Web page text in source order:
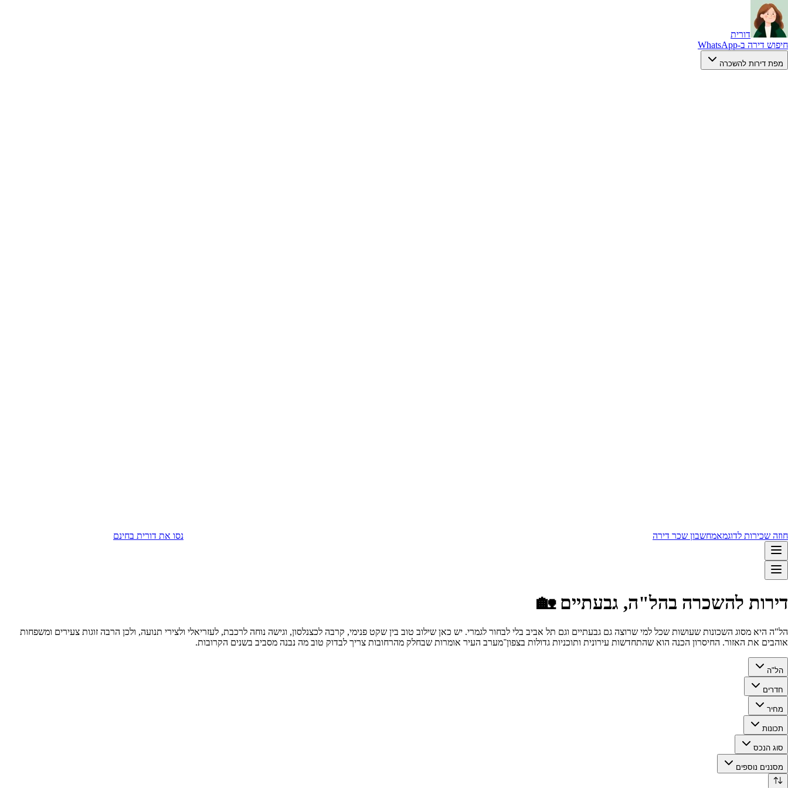
דורית
חיפוש דירה ב-WhatsApp
מפת דירות להשכרה
חוזה שכירות לדוגמאמחשבון שכר דירה נסו את דורית בחינם
דירות להשכרה בהל"ה, גבעתיים 🏡
הל"ה היא מסוג השכונות שעושות שכל למי שרוצה גם גבעתיים וגם תל אביב בלי לבחור לגמרי. יש כאן שילוב טוב בין שקט פנימי, קרבה לכצנלסון, וגישה נוחה לרכבת, לעזריאלי ולצירי תנועה, ולכן הרבה זוגות צעירים ומשפחות
אוהבים את האזור. החיסרון הכנה הוא שהתחדשות עירונית ותוכניות גדולות בצפון־מערב העיר אומרות שבחלק מהרחובות צריך לבדוק טוב מה נבנה מסביב בשנים הקרובות.
הל"ה
חדרים
מחיר
תכונות
סוג הנכס
מסננים נוספים